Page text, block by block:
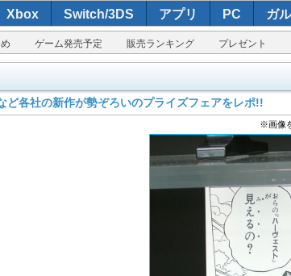
Xbox Switch/3DS アプリ PC ガ
ゲーム発売予定 販売ランキング プレゼント
ど各社の新作が勢ぞろいのプライズフェアをレポ!!
※画像